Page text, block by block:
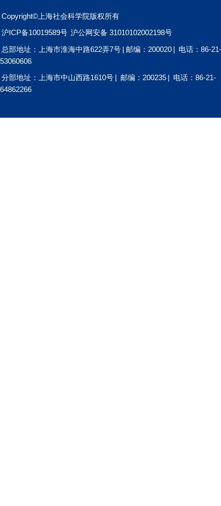
Copyright©上海社会科学院版权所有
沪ICP备10019589号 沪公网安备 31010102002198号
总部地址：上海市淮海中路622弄7号 | 邮编：200020 | 电话：86-21-
53060606
分部地址：上海市中山西路1610号 | 邮编：200235 | 电话：86-21-
64862266